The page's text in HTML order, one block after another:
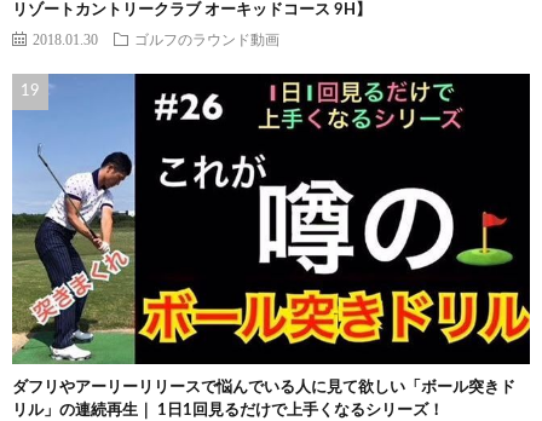
リゾートカントリークラブ オーキッドコース 9H】
2018.01.30 ゴルフのラウンド動画
ダフリやアーリーリリースで悩んでいる人に見て欲しい「ボール突きド
リル」の連続再生｜ 1日1回見るだけで上手くなるシリーズ！